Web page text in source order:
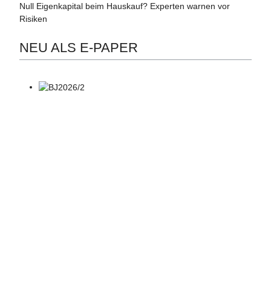
Null Eigenkapital beim Hauskauf? Experten warnen vor
Risiken
NEU ALS E-PAPER